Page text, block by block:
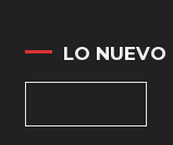
LO NUEVO